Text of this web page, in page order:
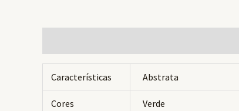
Características Abstrata
Cores Verde